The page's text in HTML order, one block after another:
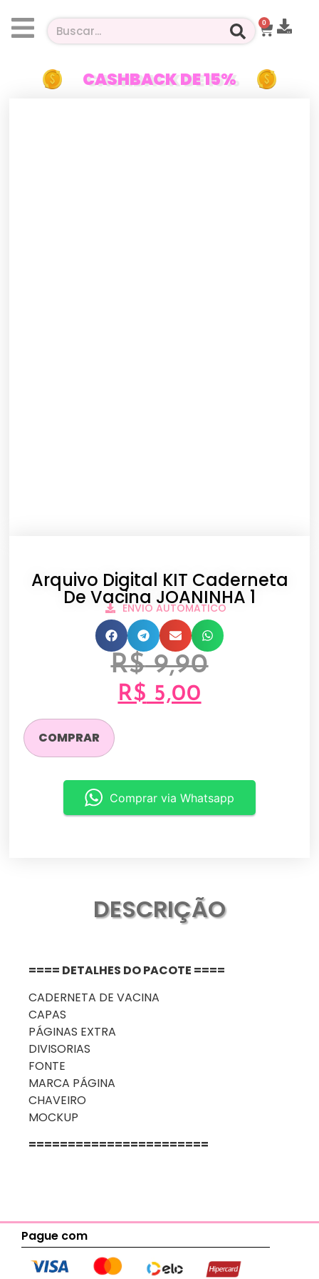
0
CASHBACK DE 15%
Arquivo Digital KIT Caderneta
De Vacina JOANINHA 1
ENVIO AUTOMATICO
R$9,90
R$ 5,00
COMPRAR
Comprar via Whatsapp
DESCRIÇÃO
==== DETALHES DO PACOTE ====
CADERNETA DE VACINA
CAPAS
PÁGINAS EXTRA
DIVISORIAS
FONTE
MARCA PÁGINA
CHAVEIRO
MOCKUP
=======================
Pague com